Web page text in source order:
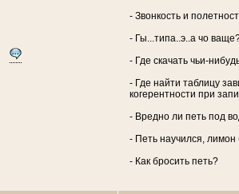
- Звонкость и
- Гы...типа..э..а чо
- Где скачать чьи-
- Где найти таблицу
когерентности при
- Вредно ли петь под
- Петь научился, лимон
- Как бросить петь?